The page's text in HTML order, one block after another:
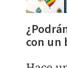
con un